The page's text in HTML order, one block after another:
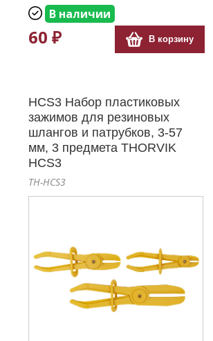
В наличии
60 ₽ В корзину
HCS3 Набор пластиковых
зажимов для резиновых
шлангов и патрубков, 3-57
мм, 3 предмета THORVIK
HCS3
TH-HCS3